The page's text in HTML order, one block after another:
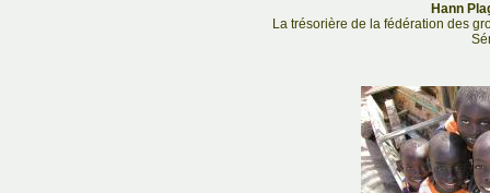
Hann
La trésorière de la fédération des